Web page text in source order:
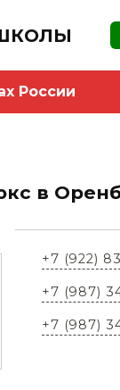
России
в
+7 (922)
+7 (987)
+7 (987)